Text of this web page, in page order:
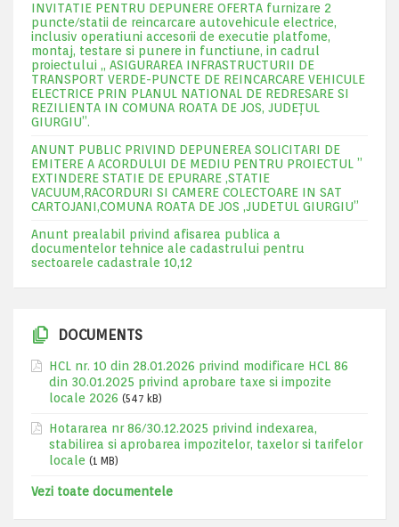
INVITATIE PENTRU DEPUNERE OFERTA furnizare 2
puncte/statii de reincarcare autovehicule electrice,
inclusiv operatiuni accesorii de executie platfome,
montaj, testare si punere in functiune, in cadrul
proiectului „ ASIGURAREA INFRASTRUCTURII DE
TRANSPORT VERDE-PUNCTE DE REINCARCARE VEHICULE
ELECTRICE PRIN PLANUL NATIONAL DE REDRESARE SI
REZILIENTA IN COMUNA ROATA DE JOS, JUDEŢUL
GIURGIU”.
ANUNT PUBLIC PRIVIND DEPUNEREA SOLICITARI DE
EMITERE A ACORDULUI DE MEDIU PENTRU PROIECTUL ”
EXTINDERE STATIE DE EPURARE ,STATIE
VACUUM,RACORDURI SI CAMERE COLECTOARE IN SAT
CARTOJANI,COMUNA ROATA DE JOS ,JUDETUL GIURGIU”
Anunt prealabil privind afisarea publica a
documentelor tehnice ale cadastrului pentru
sectoarele cadastrale 10,12
DOCUMENTS
HCL nr. 10 din 28.01.2026 privind modificare HCL 86
din 30.01.2025 privind aprobare taxe si impozite
locale 2026 (547 kB)
Hotararea nr 86/30.12.2025 privind indexarea,
stabilirea si aprobarea impozitelor, taxelor si tarifelor
locale (1 MB)
Vezi toate documentele